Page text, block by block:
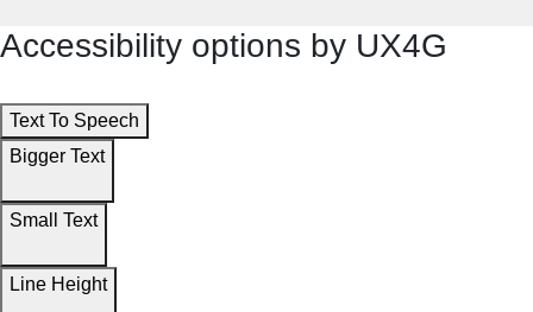
Accessibility options by UX4G
Text To Speech
Bigger Text
Small Text
Line Height